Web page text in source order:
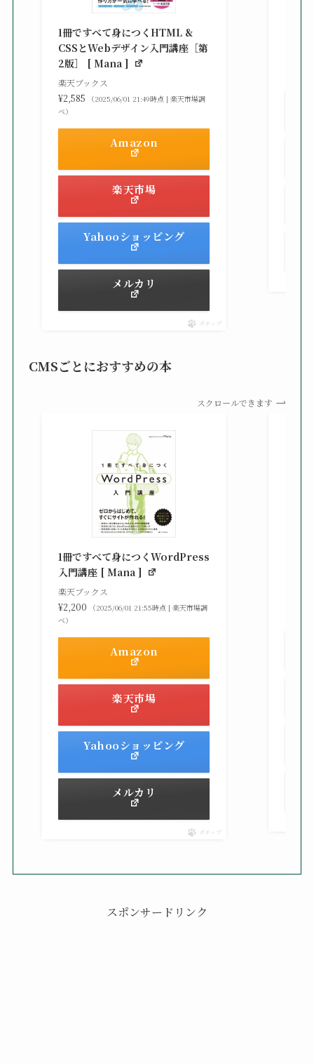
1冊ですべて身につくHTML &
CSSとWebデザイン入門講座［第
2版］ [ Mana ]
楽天ブックス
¥2,585
（2025/06/01 21:49時点 | 楽天市場調
べ）
Amazon
楽天市場
Yahooショッピング
メルカリ
ポチップ
CMSごとにおすすめの本
スクロールできます
1冊ですべて身につくWordPress
入門講座 [ Mana ]
楽天ブックス
¥2,200
（2025/06/01 21:55時点 | 楽天市場調
べ）
Amazon
楽天市場
Yahooショッピング
メルカリ
ポチップ
スポンサードリンク